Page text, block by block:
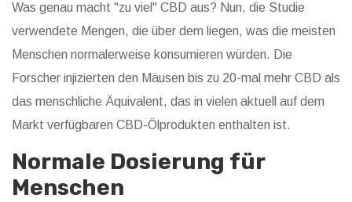
Was genau macht "zu viel" CBD aus? Nun, die Studie
verwendete Mengen, die über dem liegen, was die meisten
Menschen normalerweise konsumieren würden. Die
Forscher injizierten den Mäusen bis zu 20-mal mehr CBD als
das menschliche Äquivalent, das in vielen aktuell auf dem
Markt verfügbaren CBD-Ölprodukten enthalten ist.
Normale Dosierung für
Menschen